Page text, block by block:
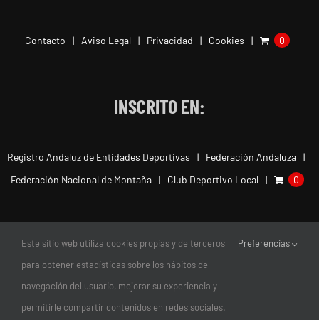
Contacto Aviso Legal Privacidad Cookies 0
INSCRITO EN:
Registro Andaluz de Entidades Deportivas
Federación Andaluza
Federación Nacional de Montaña
Club Deportivo Local 0
Este sitio web utiliza cookies propias y de terceros
para obtener estadísticas sobre los hábitos de
navegación del usuario, mejorar su experiencia y
permitirle compartir contenidos en redes sociales.
Preferencias